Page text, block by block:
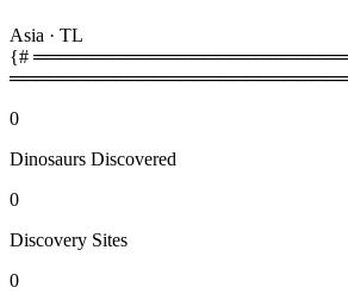
Asia · TL
{#
0
Dinosaurs Discovered
0
Discovery Sites
0